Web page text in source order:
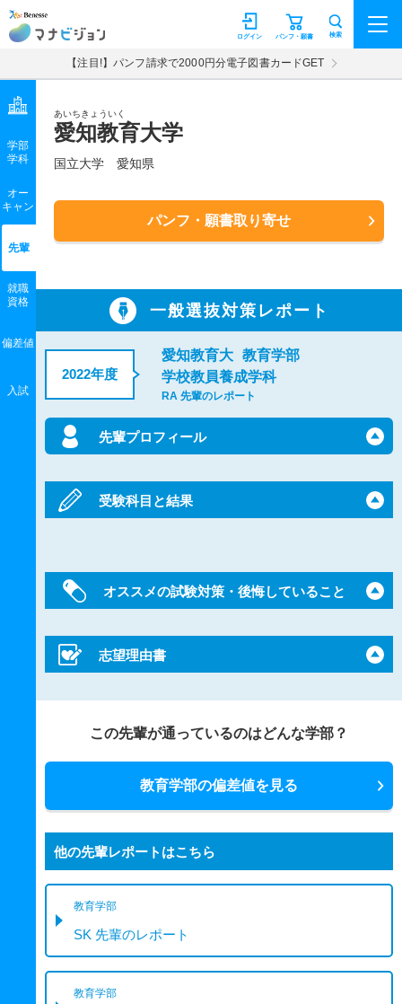
マナビジョン パンフ・願書
ログイン 検索
【注目!】パンフ請求で2000円分電子図書カードGET
あいちきょういく
愛知教育大学
国立大学 愛知県
パンフ・願書取り寄せ
学部
学科
オー
キャン
先輩
就職
資格
偏差値
入試
一般選抜対策レポート
2022年度
愛知教育大 教育学部
学校教員養成学科
RA 先輩のレポート
先輩プロフィール
受験科目と結果
オススメの試験対策・後悔していること
志望理由書
この先輩が通っているのはどんな学部？
教育学部の偏差値を見る
他の先輩レポートはこちら
教育学部
SK 先輩のレポート
教育学部